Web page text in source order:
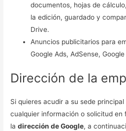
documentos, hojas de
la edición, guardado y
Drive.
Anuncios publicitarios para
Google Ads, AdSense,
Dirección de la
Si quieres acudir a su sede
cualquier información o solicitud en
ladirección de Google, a